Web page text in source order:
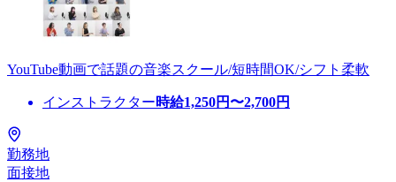
YouTube動画で話題の音楽スクール/短時間OK/シフト柔軟
インストラクター時給1,250円〜2,700円
勤務地
面接地